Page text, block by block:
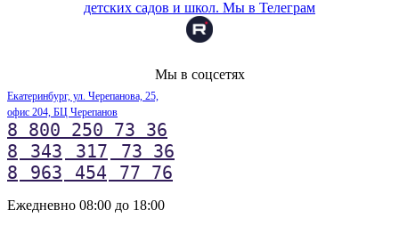
Мы в соцсетях
Екатеринбург, ул. Черепанова, 25,
офис 204, БЦ Черепанов
8 800 250 73 36
8
343 317
73 36
8
963 454 77 76
Ежедневно 08:00 до 18:00